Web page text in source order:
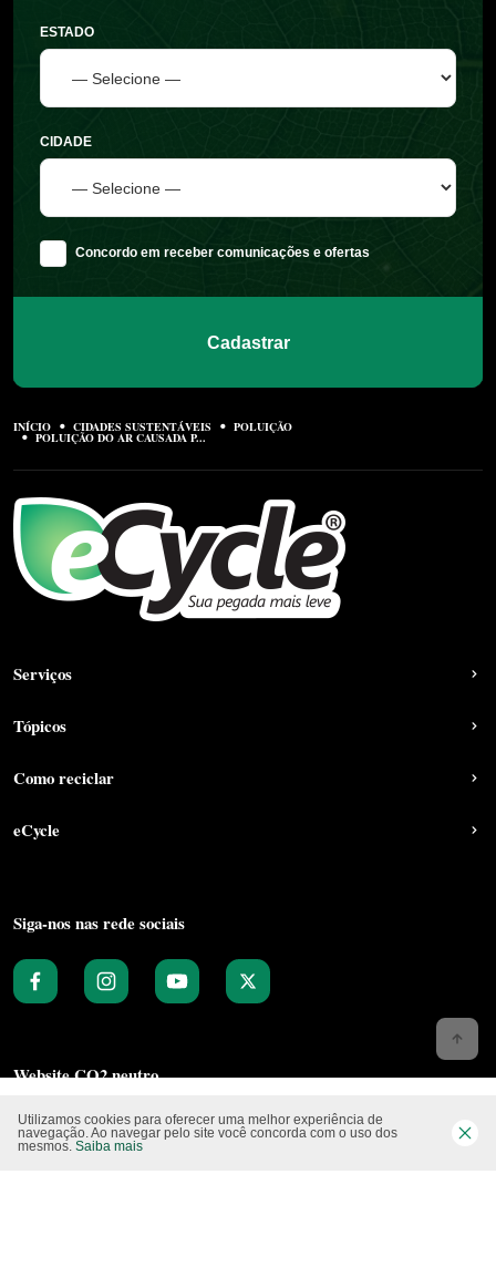
ESTADO
CIDADE
Concordo em receber comunicações e ofertas
Cadastrar
INÍCIO CIDADES SUSTENTÁVEIS POLUIÇÃO
POLUIÇÃO DO AR CAUSADA P...
Serviços
Tópicos
Como reciclar
eCycle
Siga-nos nas rede sociais
Website CO2 neutro
Utilizamos cookies para oferecer uma melhor experiência de
navegação. Ao navegar pelo site você concorda com o uso dos
mesmos. Saiba mais